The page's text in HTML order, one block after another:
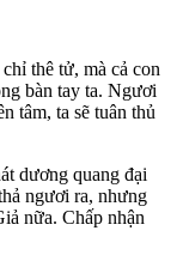
thê tử, mà cả con
bàn tay ta. Ngươi
tâm, ta sẽ tuân thủ
dương quang đại
ngươi ra, nhưng
nữa. Chấp nhận